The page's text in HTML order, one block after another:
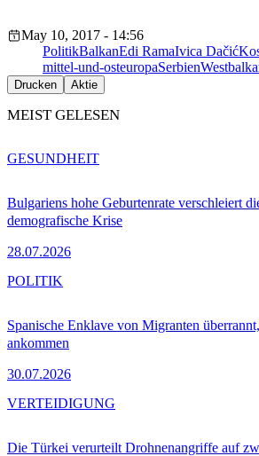
May 10, 2017 - 14:56
PolitikBalkanEdi RamaIvica Dačić
mittel-und-osteuropaSerbien
Drucken Aktie
MEIST GELESEN
Bulgariens hohe Geburtenrate verschleiert
demografische Krise
28.07.2026
GESUNDHEIT
Spanische Enklave von Migranten
ankommen
30.07.2026
POLITIK
Die Türkei verurteilt Drohnenangriffe auf
VERTEIDIGUNG